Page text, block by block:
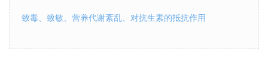
致毒、致敏、营养代谢紊乱、对抗生素的抵抗作用